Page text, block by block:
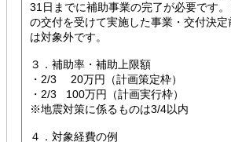
31日までに補助事業の完了が必要です
の交付を受けて実施した事業・交付決
は対象外です。
３．補助率・補助上限額
・2/3 20万円（計画策定枠）
・2/3 100万円（計画実行枠）
※地震対策に係るものは3/4以内
４．対象経費の例